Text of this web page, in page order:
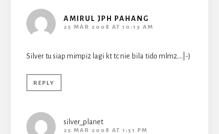
AMIRUL JPH PAHANG
25 MAR 2008 AT 10:13 AM
Silver tu siap mimpi2 lagi kt tc nie bila tido mlm2….|-)
REPLY
silver_planet
25 MAR 2008 AT 1:51 PM